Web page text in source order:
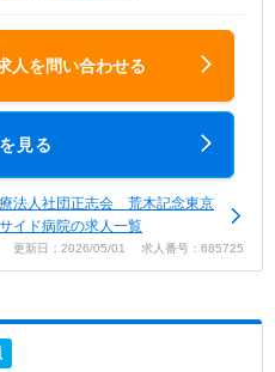
人を問い合わせる
見る
法人社団正志会 荒木記念東京
イド病院の求人一覧
更新日：2026/05/01 求人番号：685725